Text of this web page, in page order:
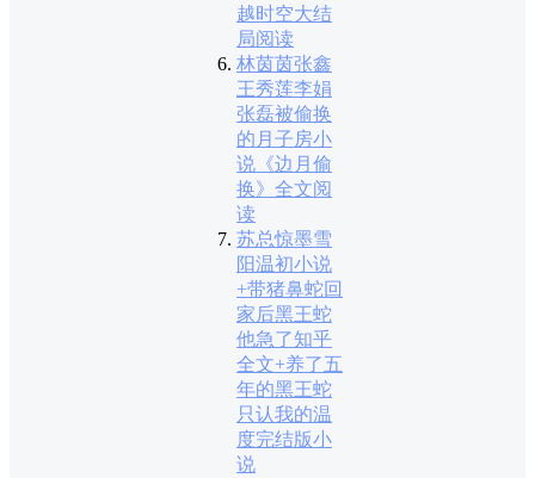
越时空大结
局阅读
林茵茵张鑫
王秀莲李娟
张磊被偷换
的月子房小
说《边月偷
换》全文阅
读
苏总惊墨雪
阳温初小说
+带猪鼻蛇回
家后黑王蛇
他急了知乎
全文+养了五
年的黑王蛇
只认我的温
度完结版小
说